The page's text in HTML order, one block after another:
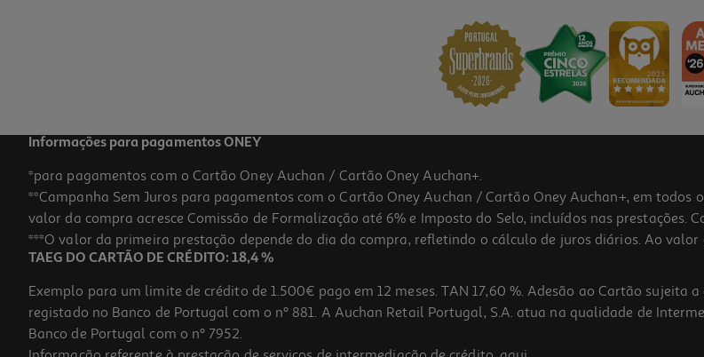
Informações para pagamentos ONEY
*para pagamentos com o Cartão Oney Auchan / Cartão Oney Auchan+.
**Campanha Sem Juros para pagamentos com o Cartão Oney Auchan / Cartão Oney Auchan+, em
valor da compra acresce Comissão de Formalização até 6% e Imposto do Selo, incluídos nas prestações.
***O valor da primeira prestação depende do dia da compra, refletindo o cálculo de juros diários. Ao
TAEG DO CARTÃO DE CRÉDITO: 18,4 %
Exemplo para um limite de crédito de 1.500€ pago em 12 meses. TAN 17,60 %. Adesão ao Cartão sujeita
registado no Banco de Portugal com o nº 881. A Auchan Retail Portugal, S.A. atua na qualidade de
Banco de Portugal com o nº 7952.